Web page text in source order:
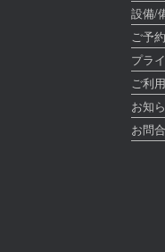
設備/
ご予
プラ
ご利
お知
お問